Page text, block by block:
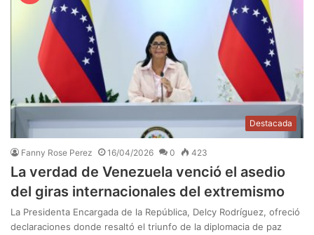
Destacada
Fanny Rose Perez 16/04/2026 0 423
La verdad de Venezuela venció el asedio
del giras internacionales del extremismo
La Presidenta Encargada de la República, Delcy Rodríguez, ofreció
declaraciones donde resaltó el triunfo de la diplomacia de paz